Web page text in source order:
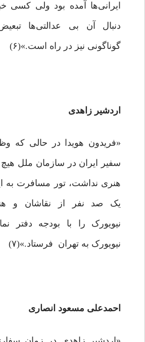
ایرانی‌ها آمده بود ولی کسی
دنبال آن بی عدالتی‌ها
گوناگونی نیز در راه است.»(۶)
اردشیر زاهدی
«فریدون هویدا در حالی که
سفیر ایران در سازمان ملل
هنری نداشت، تور مسافرت به
یک صد نفر از نقاشان و
نیویورک را با بودجه دفتر
نیویورک به تهران فرستاد.»(۷)
احمدعلی مسعود انصاری